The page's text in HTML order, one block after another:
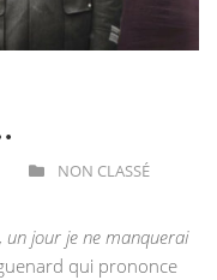
NON CLASSÉ
un jour je ne manquerai
qui prononce